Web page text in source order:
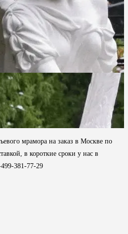
мрамора на заказ в Москве по
в короткие сроки у нас в
381-77-29